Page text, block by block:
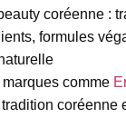
coréenne :
formules
comme
coréenne